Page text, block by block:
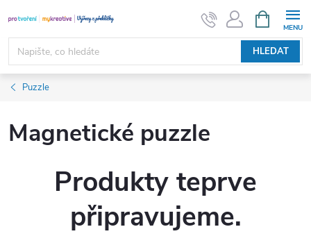
na
obsah
HLEDAT
NÁKUPNÍ
KOŠÍK
Puzzle
Magnetické puzzle
Produkty teprve
připravujeme.